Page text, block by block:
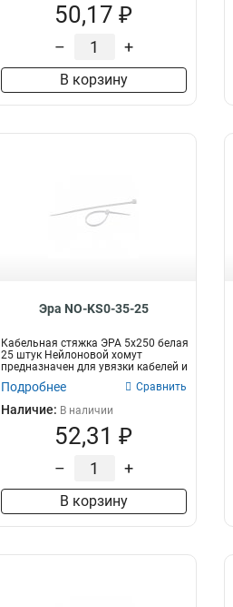
50,17 ₽
– +
В корзину
Эра NO-KS0-35-25
Кабельная стяжка ЭРА 5x250 белая
25 штук Нейлоновой хомут
предназначен для увязки кабелей и
Подробнее Сравнить
Наличие: В наличии
52,31 ₽
– +
В корзину